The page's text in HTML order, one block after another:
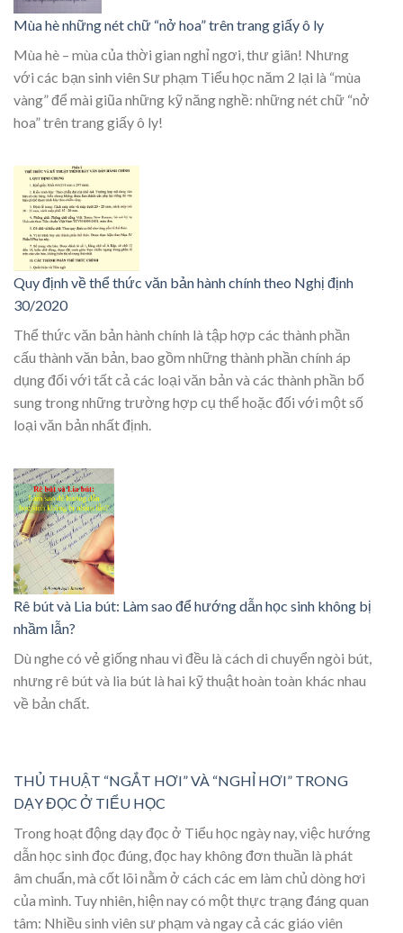
Mùa hè những nét chữ “nở hoa” trên trang giấy ô ly
Mùa hè – mùa của thời gian nghỉ ngơi, thư giãn! Nhưng
với các bạn sinh viên Sư phạm Tiểu học năm 2 lại là “mùa
vàng” để mài giũa những kỹ năng nghề: những nét chữ “nở
hoa” trên trang giấy ô ly!
Quy định về thể thức văn bản hành chính theo Nghị định
30/2020
Thể thức văn bản hành chính là tập hợp các thành phần
cấu thành văn bản, bao gồm những thành phần chính áp
dụng đối với tất cả các loại văn bản và các thành phần bổ
sung trong những trường hợp cụ thể hoặc đối với một số
loại văn bản nhất định.
Rê bút và Lia bút: Làm sao để hướng dẫn học sinh không bị
nhầm lẫn?
Dù nghe có vẻ giống nhau vì đều là cách di chuyển ngòi bút,
nhưng rê bút và lia bút là hai kỹ thuật hoàn toàn khác nhau
về bản chất.
THỦ THUẬT “NGẮT HƠI” VÀ “NGHỈ HƠI” TRONG
DẠY ĐỌC Ở TIỂU HỌC
Trong hoạt động dạy đọc ở Tiểu học ngày nay, việc hướng
dẫn học sinh đọc đúng, đọc hay không đơn thuần là phát
âm chuẩn, mà cốt lõi nằm ở cách các em làm chủ dòng hơi
của mình. Tuy nhiên, hiện nay có một thực trạng đáng quan
tâm: Nhiều sinh viên sư phạm và ngay cả các giáo viên